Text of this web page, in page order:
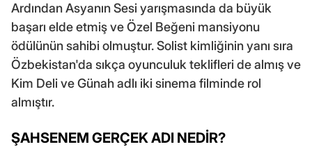
Ardından Asyanın Sesi yarışmasında da büyük
başarı elde etmiş ve Özel Beğeni mansiyonu
ödülünün sahibi olmuştur. Solist kimliğinin yanı sıra
Özbekistan'da sıkça oyunculuk teklifleri de almış ve
Kim Deli ve Günah adlı iki sinema filminde rol
almıştır.
ŞAHSENEM GERÇEK ADI NEDİR?